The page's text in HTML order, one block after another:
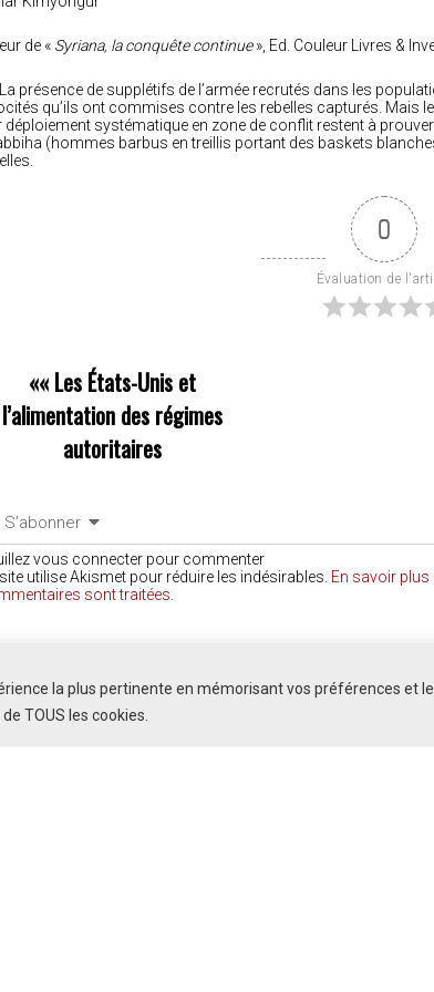
la plus pertinente en mémorisant vos préférences et
TOUS les cookies.
de « Syriana, la conquête continue», Ed. Couleur Livres &
présence de supplétifs de l’armée recrutés dans les
qu’ils ont commises contre les rebelles capturés. Mais
déploiement systématique en zone de conflit restent à
(hommes barbus en treillis portant des baskets
0
Évaluation de
«« Les États-Unis et
l’alimentation des régimes
autoritaires
S’abonner
vous connecter pour commenter
utilise Akismet pour réduire les indésirables. En savoir
sont traitées